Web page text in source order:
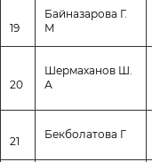
19
Байназарова Г.
М
20
Шермаханов Ш.
А
21
Бекболатова Г